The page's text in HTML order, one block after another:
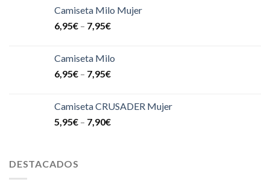
Camiseta Milo Mujer
6,95€ – 7,95€
Camiseta Milo
6,95€ – 7,95€
Camiseta CRUSADER Mujer
5,95€ – 7,90€
DESTACADOS